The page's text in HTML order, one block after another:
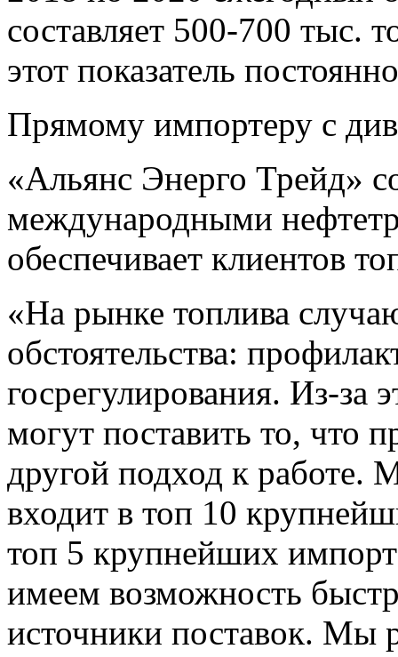
составляет 500-700 тыс.
этот показатель
Прямому импортеру с
«Альянс Энерго Трейд»
международными
обеспечивает клиентов
«На рынке топлива
обстоятельства:
госрегулирования. Из-за
могут поставить то, что
другой подход к работе.
входит в топ 10
топ 5 крупнейших
имеем возможность
источники поставок. Мы